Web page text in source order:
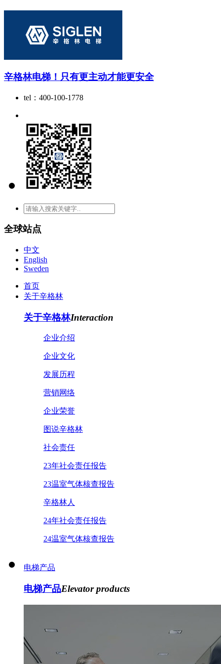
辛格林电梯！只有更主动才能更安全
tel：400-100-1778
全球站点
中文
English
Sweden
首页
关于辛格林
关于辛格林Interaction
企业介绍
企业文化
发展历程
营销网络
企业荣誉
图说辛格林
社会责任
23年社会责任报告
23温室气体核查报告
辛格林人
24年社会责任报告
24温室气体核查报告
电梯产品
电梯产品Elevator products